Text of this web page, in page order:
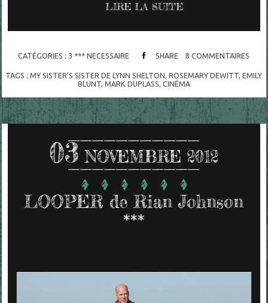
LIRE LA SUITE
CATÉGORIES : 3 *** NECESSAIRE SHARE 8 COMMENTAIRES
TAGS :MY SISTER'S SISTER DE LYNN SHELTON ,ROSEMARY DEWITT ,EMILY
BLUNT, MARK DUPLASS CINÉMA
03 NOVEMBRE 2012
LOOPER de Rian Johnson
***